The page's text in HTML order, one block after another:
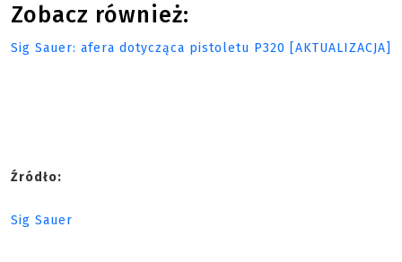
Zobacz również:
Sig Sauer: afera dotycząca pistoletu P320 [AKTUALIZACJA]
Źródło:
Sig Sauer